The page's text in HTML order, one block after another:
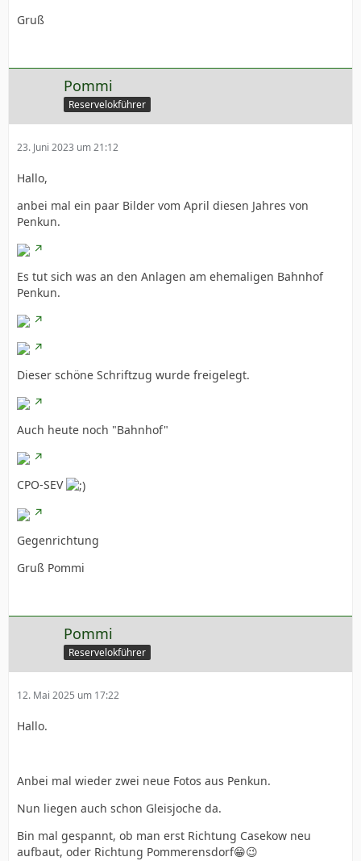
Gruß
Pommi
Reservelokführer
23. Juni 2023 um 21:12
Hallo,
anbei mal ein paar Bilder vom April diesen Jahres von
Penkun.
Es tut sich was an den Anlagen am ehemaligen Bahnhof
Penkun.
Dieser schöne Schriftzug wurde freigelegt.
Auch heute noch "Bahnhof"
CPO-SEV
Gegenrichtung
Gruß Pommi
Pommi
Reservelokführer
12. Mai 2025 um 17:22
Hallo.
Anbei mal wieder zwei neue Fotos aus Penkun.
Nun liegen auch schon Gleisjoche da.
Bin mal gespannt, ob man erst Richtung Casekow neu
aufbaut, oder Richtung Pommerensdorf😁😉